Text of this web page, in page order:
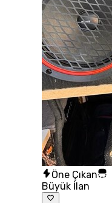
Öne Çıkan
Büyük İlan